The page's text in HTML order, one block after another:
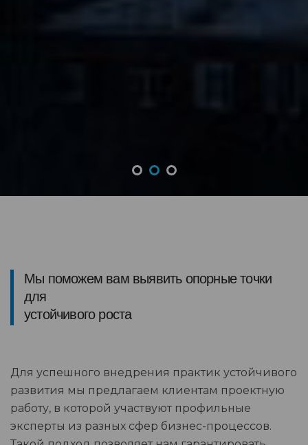
Мы поможем вам выявить опорные точки
для
устойчивого роста
Для успешного внедрения практик устойчивого
развития мы предлагаем клиентам проектную
работу, в которой участвуют профильные
эксперты из разных сфер бизнес-процессов.